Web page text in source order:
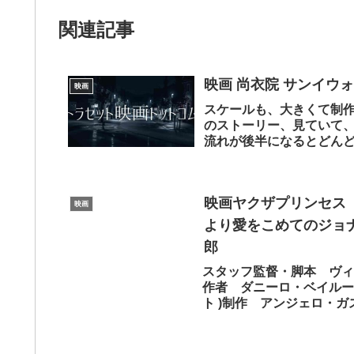
関連記事
映画 映画 尚衣院 サンイウ
スケールも、大きくて制
のストーリー、見ていて
流れが後半になるとどん
映画
映画ヤクザプリンセ
より愛をこめてのジ
郎
スタッフ監督・脚本 ヴ
作者 ダニーロ・ベイル
ト )制作 アンジェロ・